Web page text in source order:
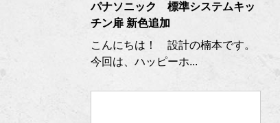
パナソニック 標準システムキッ
チン扉 新色追加
こんにちは！ 設計の楠本です。
今回は、ハッピーホ...